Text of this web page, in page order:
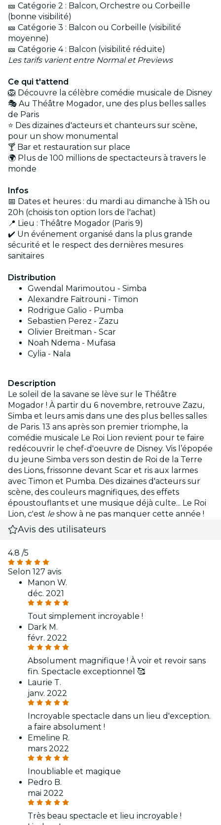
🎫 Catégorie 2 : Balcon, Orchestre ou Corbeille
(bonne visibilité)
🎫 Catégorie 3 : Balcon ou Corbeille (visibilité
moyenne)
🎫 Catégorie 4 : Balcon (visibilité réduite)
Les tarifs varient entre Normal et Previews
Ce qui t'attend
🦁 Découvre la célèbre comédie musicale de Disney
🎭 Au Théâtre Mogador, une des plus belles salles
de Paris
⭐ Des dizaines d'acteurs et chanteurs sur scène,
pour un show monumental
🍸 Bar et restauration sur place
🌍 Plus de 100 millions de spectacteurs à travers le
monde
Infos
📅 Dates et heures : du mardi au dimanche à 15h ou
20h (choisis ton option lors de l'achat)
📍 Lieu : Théâtre Mogador (Paris 9)
✔️ Un événement organisé dans la plus grande
sécurité et le respect des dernières mesures
sanitaires
Distribution
Gwendal Marimoutou - Simba
Alexandre Faitrouni - Timon
Rodrigue Galio - Pumba
Sebastien Perez - Zazu
Olivier Breitman - Scar
Noah Ndema - Mufasa
Cylia - Nala
Description
Le soleil de la savane se lève sur le Théâtre
Mogador ! À partir du 6 novembre, retrouve Zazu,
Simba et leurs amis dans une des plus belles salles
de Paris. 13 ans après son premier triomphe, la
comédie musicale Le Roi Lion revient pour te faire
redécouvrir le chef-d'oeuvre de Disney. Vis l’épopée
du jeune Simba vers son destin de Roi de la Terre
des Lions, frissonne devant Scar et ris aux larmes
avec Timon et Pumba. Des dizaines d'acteurs sur
scène, des couleurs magnifiques, des effets
époustouflants et une musique déjà culte... Le Roi
Lion, c'est leshow à ne pas manquer cette année !
Avis des utilisateurs
4.8 /5
Selon 127 avis
Manon W.
déc. 2021
Tout simplement incroyable !
Dark M.
févr. 2022
Absolument magnifique ! À voir et revoir sans
fin. Spectacle exceptionnel 🥰
Laurie T.
janv. 2022
Incroyable spectacle dans un lieu d'exception.
a faire absolument !
Emeline R.
mars 2022
Inoubliable et magique
Pedro B.
mai 2022
Très beau spectacle et lieu incroyable !